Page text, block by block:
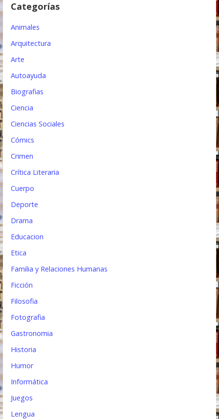
n
d
a
Categorías
Animales
Arquitectura
Arte
Autoayuda
Biografias
Ciencia
Ciencias Sociales
Cómics
Crimen
Crítica Literaria
Cuerpo
Deporte
Drama
Educacion
Etica
Familia y Relaciones Humanas
Ficción
Filosofia
Fotografia
Gastronomia
Historia
Humor
Informática
Juegos
Lengua